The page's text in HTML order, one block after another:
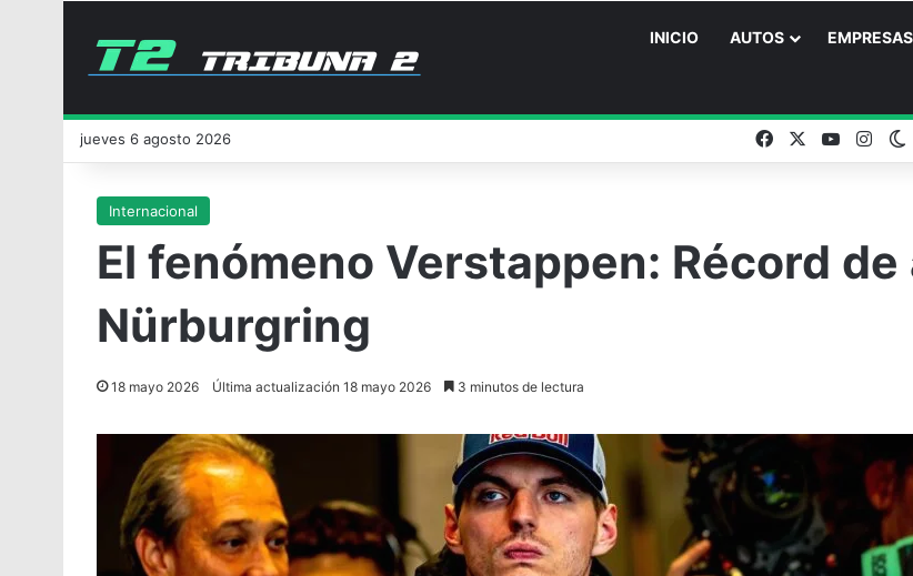
INICIO AUTOS EMPRESAS
jueves 6 agosto 2026 FacebookYouTube
Internacional
El fenómeno Verstappen: Récord
Nürburgring
18 mayo 2026 Última actualización 18 mayo 2026 3 minutos de lectura